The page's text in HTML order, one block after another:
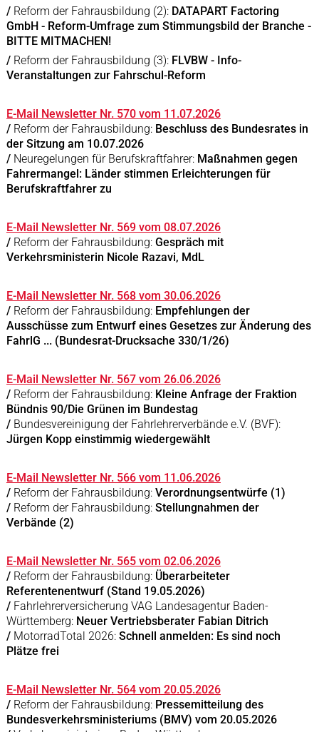
/ Reform der Fahrausbildung (2): DATAPART Factoring
GmbH - Reform-Umfrage zum Stimmungsbild der Branche -
BITTE MITMACHEN!
/ Reform der Fahrausbildung (3): FLVBW - Info-
Veranstaltungen zur Fahrschul-Reform
E-Mail Newsletter Nr. 570 vom 11.07.2026
/ Reform der Fahrausbildung: Beschluss des Bundesrates in
der Sitzung am 10.07.2026
/ Neuregelungen für Berufskraftfahrer: Maßnahmen gegen
Fahrermangel: Länder stimmen Erleichterungen für
Berufskraftfahrer zu
E-Mail Newsletter Nr. 569 vom 08.07.2026
/ Reform der Fahrausbildung: Gespräch mit
Verkehrsministerin Nicole Razavi, MdL
E-Mail Newsletter Nr. 568 vom 30.06.2026
/ Reform der Fahrausbildung: Empfehlungen der
Ausschüsse zum Entwurf eines Gesetzes zur Änderung des
FahrlG ... (Bundesrat-Drucksache 330/1/26)
E-Mail Newsletter Nr. 567 vom 26.06.2026
/ Reform der Fahrausbildung: Kleine Anfrage der Fraktion
Bündnis 90/Die Grünen im Bundestag
/ Bundesvereinigung der Fahrlehrerverbände e.V. (BVF):
Jürgen Kopp einstimmig wiedergewählt
E-Mail Newsletter Nr. 566 vom 11.06.2026
/ Reform der Fahrausbildung: Verordnungsentwürfe (1)
/ Reform der Fahrausbildung: Stellungnahmen der
Verbände (2)
E-Mail Newsletter Nr. 565 vom 02.06.2026
/ Reform der Fahrausbildung: Überarbeiteter
Referentenentwurf (Stand 19.05.2026)
/ Fahrlehrerversicherung VAG Landesagentur Baden-
Württemberg: Neuer Vertriebsberater Fabian Ditrich
/ MotorradTotal 2026: Schnell anmelden: Es sind noch
Plätze frei
E-Mail Newsletter Nr. 564 vom 20.05.2026
/ Reform der Fahrausbildung:Pressemitteilung des
Bundesverkehrsministeriums (BMV) vom 20.05.2026